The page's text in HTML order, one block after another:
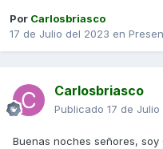
Por Carlosbriasco
17 de Julio del 2023 en
Carlosbriasco
Publicado 17 de
Buenas noches señores,